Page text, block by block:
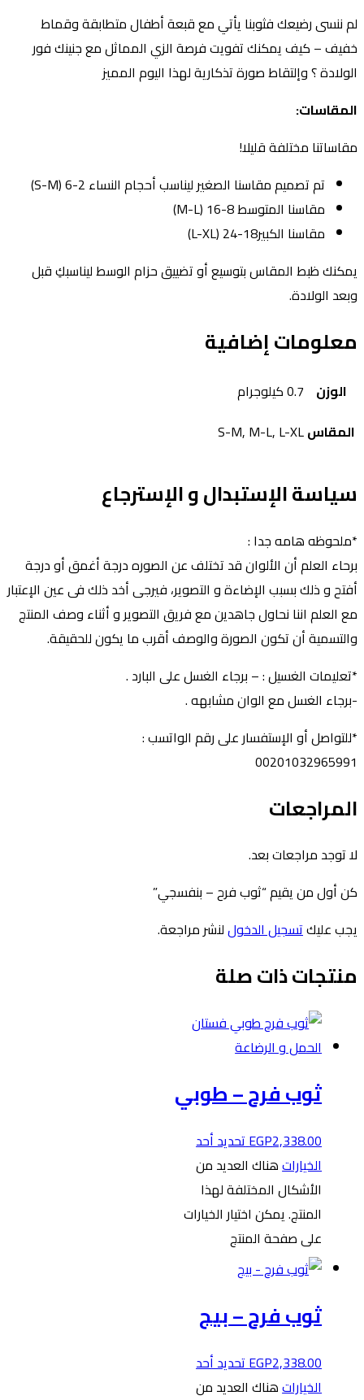
ننسى رضيعك فثوبنا يأتي مع قبعة أطفال متطابقة وقماط
– كيف يمكنك تفويت فرصة الزي المماثل مع جنينك فور
؟ وإلتقاط صورة تذكارية لهذا اليوم المميز
مختلفة قليلا!
تم تصميم مقاسنا الصغير ليناسب أحجام النساء 2-6 (S-M)
مقاسنا المتوسط 8-16 (M-L)
مقاسنا الكبير18-24 (L-XL)
ظبط المقاس بتوسيع أو تضييق حزام الوسط ليناسبكِ قبل
الولادة.
إضافية
الوزن
0.7 كيلوجرام
المقاسS-M, M-L, L-XL
الإستبدال و الإسترجاع
هامه جدا :
العلم أن الألوان قد تختلف عن الصوره درجة أغمق أو درجة
و ذلك بسبب الإضاءة و التصوير، فيرجى أخد ذلك فى عين الإعتبار
العلم اننا نحاول جاهدين مع فريق التصوير و أثناء وصف المنتج
أن تكون الصورة والوصف أقرب ما يكون للحقيقة.
الغسيل : – برجاء الغسل على البارد .
الغسل مع الوان مشابهه .
أو الإستفسار على رقم الواتسب :
توجد مراجعات بعد.
أول من يقيم “ثوب فرح – بنفسجي”
عليكتسجيل الدخوللنشر مراجعة.
ذات صلة
ثوب فرح – طوبي
EGP2,338.00
تحديد أحد
الخياراتهناك العديد من
الأشكال المختلفة لهذا
المنتج. يمكن اختيار الخيارات
على صفحة المنتج
ثوب فرح – بيج
EGP2,338.00
تحديد أحد
الخياراتهناك العديد من